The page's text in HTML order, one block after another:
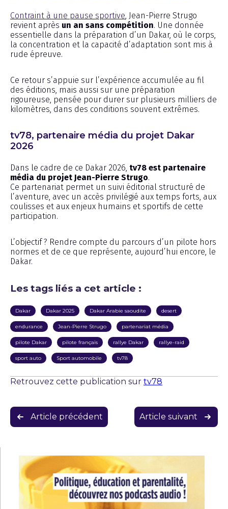
Contraint à une pause sportive , Jean-Pierre Strugo
revient après un an sans compétition. Une donnée
essentielle dans la préparation d’un Dakar, où le corps,
la concentration et la capacité d’adaptation sont mis à
rude épreuve.
Ce retour s’appuie sur l’expérience accumulée au fil
des éditions, mais aussi sur une préparation
rigoureuse, pensée pour durer sur plusieurs milliers de
kilomètres, dans des conditions souvent extrêmes.
tv78, partenaire média du projet Dakar
2026
Dans le cadre de ce Dakar 2026, tv78 est partenaire
média du projet Jean-Pierre Strugo.
Ce partenariat permet un suivi éditorial structuré de
l’aventure, avec un accès privilégié aux temps forts, aux
coulisses et aux enjeux humains et sportifs de cette
participation.
L’objectif ? Rendre compte du parcours d’un pilote hors
normes et de ce que représente, aujourd’hui encore, le
Dakar.
Les tags liés a cet article :
Dakar Dakar 2025 Dakar Arabie saoudite desert
endurance Jean-Pierre Strugo partenariat média
pilote Dakar pilote français rallye Dakar rallye-raid
sport auto Sport automobile tv78
Retrouvez cette publication sur tv78
Navigation
de
Article précédent Article suivant